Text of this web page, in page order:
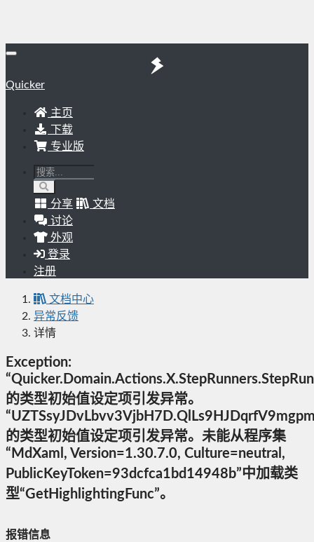
Quicker
主页
下载
专业版
分享
文档
讨论
外观
登录
注册
文档中心
异常反馈
详情
Exception:
的类型初始值设定项引发异常。
的类型初始值设定项引发异常。未能从程序集
“MdXaml, Version=1.30.7.0, Culture=neutral,
PublicKeyToken=93dcfca1bd14948b”中加载类
型“GetHighlightingFunc”。
报错信息